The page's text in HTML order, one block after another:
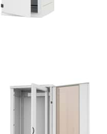
Audioschrank mit
Schwenkrahmen 30
19 Zoll Rack 1518mm hoch mit
ENTER für mehr
Optionen zu
Audioschrank